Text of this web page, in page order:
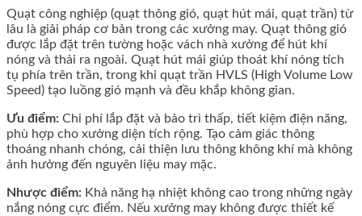
Quạt công nghiệp (quạt thông gió, quạt hút mái, quạt trần) từ
lâu là giải pháp cơ bản trong các xưởng may. Quạt thông gió
được lắp đặt trên tường hoặc vách nhà xưởng để hút khí
nóng và thải ra ngoài. Quạt hút mái giúp thoát khí nóng tích
tụ phía trên trần, trong khi quạt trần HVLS (High Volume Low
Speed) tạo luồng gió mạnh và đều khắp không gian.
Ưu điểm: Chi phí lắp đặt và bảo trì thấp, tiết kiệm điện năng,
phù hợp cho xưởng diện tích rộng. Tạo cảm giác thông
thoáng nhanh chóng, cải thiện lưu thông không khí mà không
ảnh hưởng đến nguyên liệu may mặc.
Nhược điểm: Khả năng hạ nhiệt không cao trong những ngày
nắng nóng cực điểm. Nếu xưởng may không được thiết kế